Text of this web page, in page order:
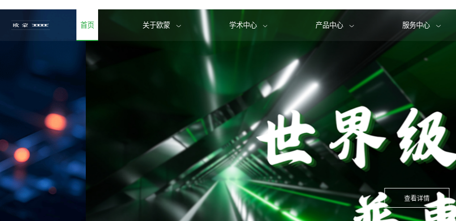
关于欧蒙 学术中心 产品中心